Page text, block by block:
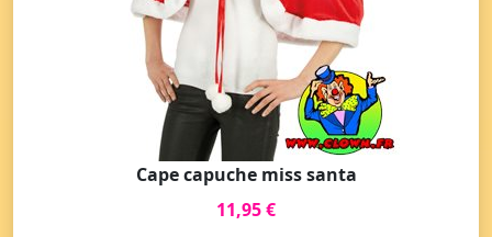
Cape capuche miss santa
11,95 €